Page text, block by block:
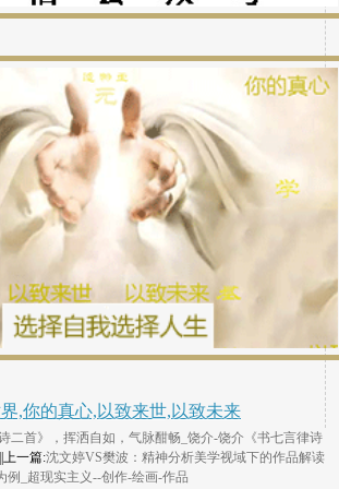
,你的真心,以致来世,以致未来
二首》，挥洒自如，气脉酣畅_饶介-饶介《书七言律诗
||上一篇:沈文婷VS樊波：精神分析美学视域下的作品解读
_超现实主义--创作-绘画-作品